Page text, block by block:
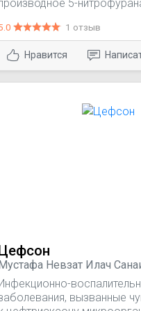
5-
тракта.
активность
угнетает дыхательные
кислот и
реакции в
1 отзыв
Нравится
Невзат Илач
вызванные